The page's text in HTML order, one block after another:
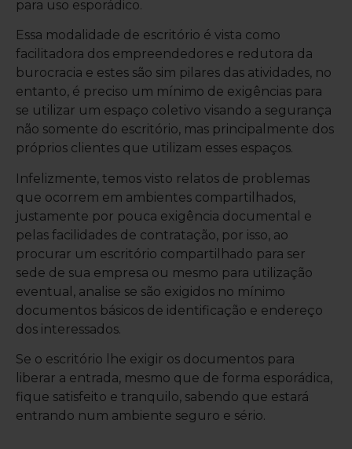
para uso esporádico.
Essa modalidade de escritório é vista como
facilitadora dos empreendedores e redutora da
burocracia e estes são sim pilares das atividades, no
entanto, é preciso um mínimo de exigências para
se utilizar um espaço coletivo visando a segurança
não somente do escritório, mas principalmente dos
próprios clientes que utilizam esses espaços.
Infelizmente, temos visto relatos de problemas
que ocorrem em ambientes compartilhados,
justamente por pouca exigência documental e
pelas facilidades de contratação, por isso, ao
procurar um escritório compartilhado para ser
sede de sua empresa ou mesmo para utilização
eventual, analise se são exigidos no mínimo
documentos básicos de identificação e endereço
dos interessados.
Se o escritório lhe exigir os documentos para
liberar a entrada, mesmo que de forma esporádica,
fique satisfeito e tranquilo, sabendo que estará
entrando num ambiente seguro e sério.